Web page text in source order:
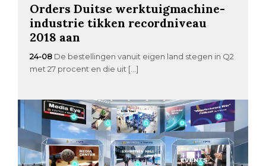
Orders Duitse werktuigmachine-
industrie tikken recordniveau
2018 aan
24-08 De bestellingen vanuit eigen land stegen in Q2
met 27 procent en die uit […]